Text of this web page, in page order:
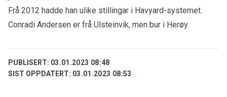
Frå 2012 hadde han ulike stillingar i Havyard-systemet.
Conradi Andersen er frå Ulsteinvik, men bur i Herøy.
PUBLISERT: 03.01.2023 08:48
SIST OPPDATERT: 03.01.2023 08:53